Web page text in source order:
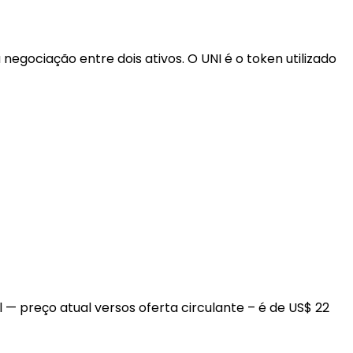
entre dois ativos. O UNI é o token utilizado
preço atual versos oferta circulante – é de US$ 22